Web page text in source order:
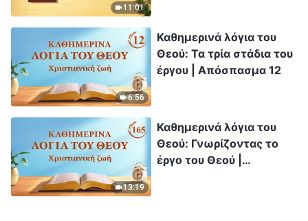
11:01
6:56
Καθημερινά λόγια του
Θεού: Τα τρία στάδια του
έργου | Απόσπασμα 12
13:19
Καθημερινά λόγια του
Θεού: Γνωρίζοντας το
έργο του Θεού |